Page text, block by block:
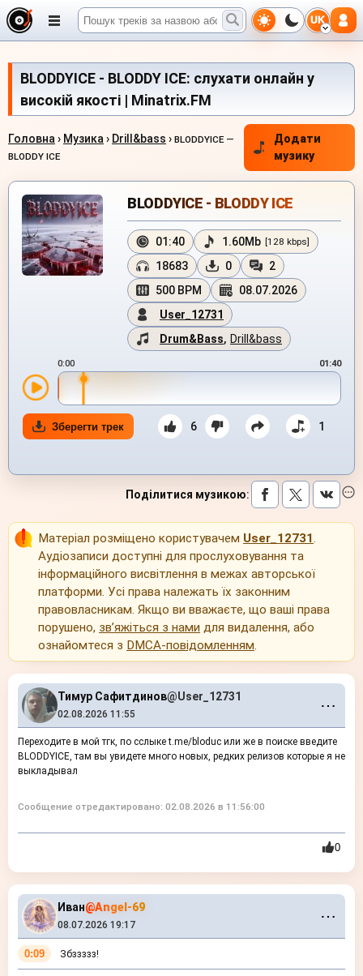
UK
BLODDYICE - BLODDY ICE: слухати онлайн у
високій якості | Minatrix.FM
Головна › Музика › Drill&bass › BLODDYICE —
BLODDY ICE
Додати
музику
BLODDYICE - BLODDY ICE
01:40 1.60Mb [128 kbps]
18683 0
2
500 BPM
08.07.2026
User_12731
Drum&Bass, Drill&bass
0:00 01:40
Зберегти трек 6 1
Поділитися музикою:
Матеріал розміщено користувачем User_12731.
Аудіозаписи доступні для прослуховування та
інформаційного висвітлення в межах авторської
платформи. Усі права належать їх законним
правовласникам. Якщо ви вважаєте, що ваші права
порушено, зв’яжіться з нами для видалення, або
ознайомтеся з DMCA-повідомленням.
Тимур Сафитдинов@User_12731
02.08.2026 11:55 ⋯
Переходите в мой тгк, по сслыке t.me/bloduc или же в поиске введите
BLODDYICE, там вы увидете много новых, редких релизов которые я не
выкладывал
Сообщение отредактировано: 02.08.2026 в 11:56:00
0
Иван@Angel-69
08.07.2026 19:17 ⋯
0:09 Збззззз!